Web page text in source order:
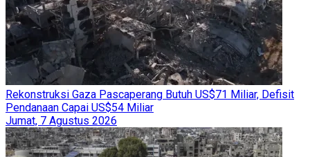
Rekonstruksi Gaza Pascaperang Butuh US$71 Miliar, Defisit
Pendanaan Capai US$54 Miliar
Jumat, 7 Agustus 2026